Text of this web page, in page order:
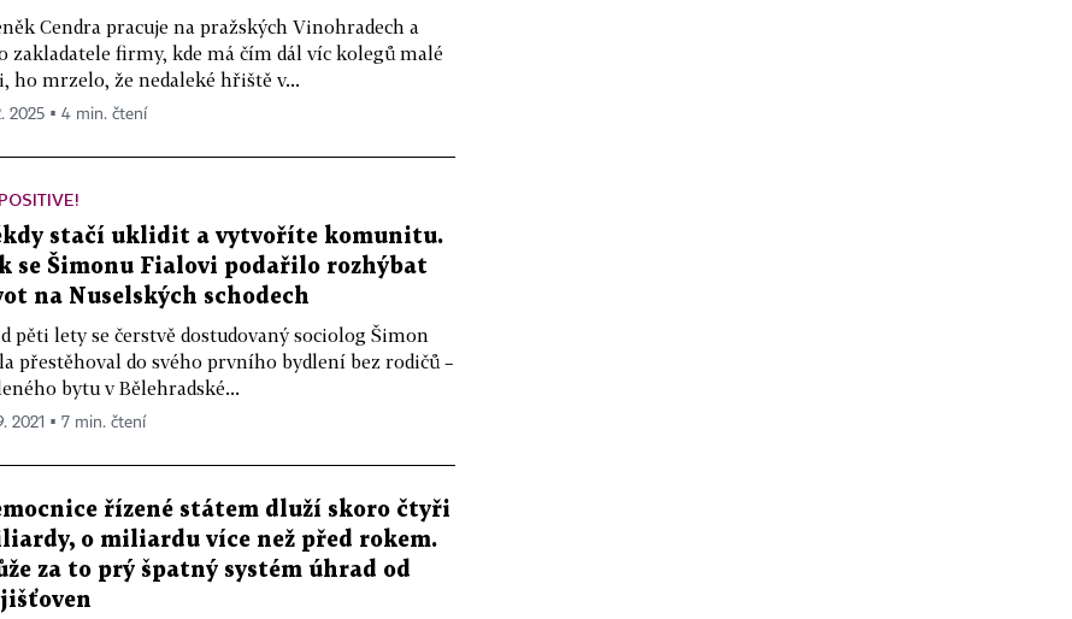
Cendra pracuje na pražských Vinohradech a
zakladatele firmy, kde má čím dál víc kolegů malé
ho mrzelo, že nedaleké hřiště v...
2025 ▪ 4 min. čtení
stačí uklidit a vytvoříte komunitu.
se Šimonu Fialovi podařilo rozhýbat
na Nuselských schodech
pěti lety se čerstvě dostudovaný sociolog Šimon
přestěhoval do svého prvního bydlení bez rodičů –
bytu v Bělehradské...
2021 ▪ 7 min. čtení
řízené státem dluží skoro čtyři
o miliardu více než před rokem.
za to prý špatný systém úhrad od